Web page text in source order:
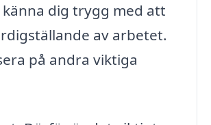
dig trygg med att
av arbetet.
på andra viktiga